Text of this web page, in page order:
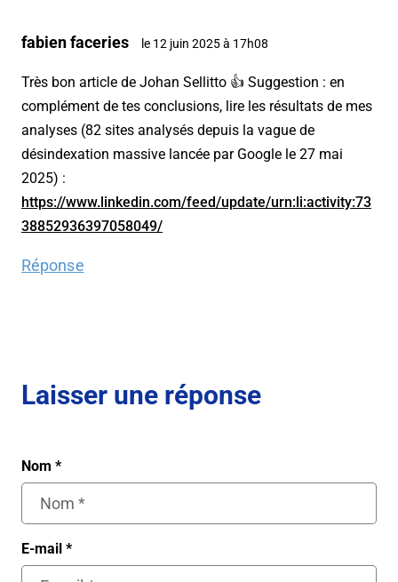
fabien faceries le 12 juin 2025 à 17h08
Très bon article de Johan Sellitto 👍 Suggestion : en
complément de tes conclusions, lire les résultats de mes
analyses (82 sites analysés depuis la vague de
désindexation massive lancée par Google le 27 mai
2025) :
https://www.linkedin.com/feed/update/urn:li:activity:73
38852936397058049/
Réponse
Laisser une réponse
Nom *
E-mail *